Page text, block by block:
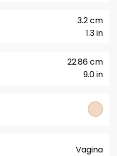
1.3 in
3.2 cm
9.0 in
22.86 cm
Vagina